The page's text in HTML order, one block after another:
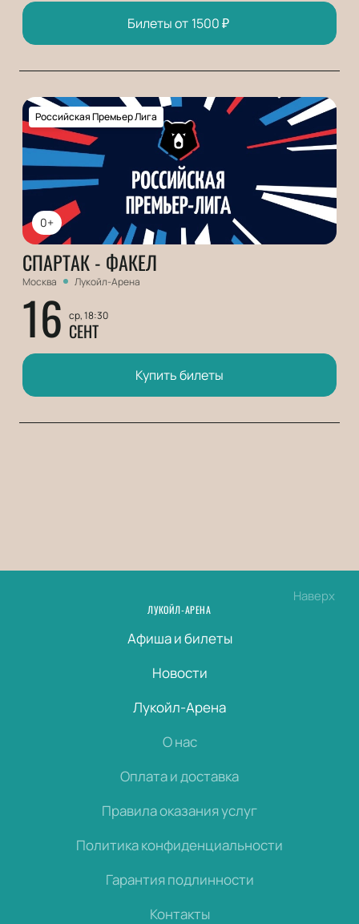
Билеты от 1500₽
0+
Российская Премьер Лига
СПАРТАК - ФАКЕЛ
Москва Лукойл-Арена
16 ср, 18:30
СЕНТ
Купить билеты
Наверх
ЛУКОЙЛ-АРЕНА
Афиша и билеты
Новости
Лукойл-Арена
О нас
Оплата и доставка
Правила оказания услуг
Политика конфиденциальности
Гарантия подлинности
Контакты